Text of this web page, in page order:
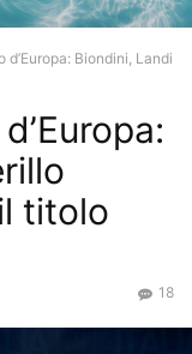
Biondini, Landi
titolo
18